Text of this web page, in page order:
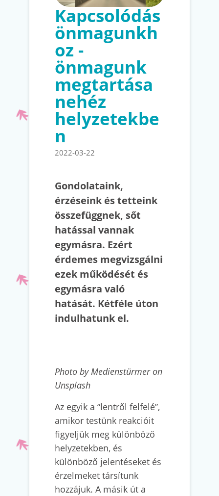
Kapcsolódás
önmagunkh
oz -
önmagunk
megtartása
nehéz
helyzetekbe
n
2022-03-22
Gondolataink,
érzéseink és tetteink
összefüggnek, sőt
hatással vannak
egymásra. Ezért
érdemes megvizsgálni
ezek működését és
egymásra való
hatását. Kétféle úton
indulhatunk el.
Photo by Medienstürmer on
Unsplash
Az egyik a “lentről felfelé”,
amikor testünk reakcióit
figyeljük meg különböző
helyzetekben, és
különböző jelentéseket és
érzelmeket társítunk
hozzájuk. A másik út a